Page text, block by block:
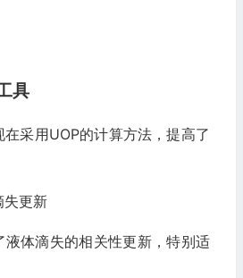
具
采用UOP的计算方法，提高了
失更新
液体滴失的相关性更新，特别适